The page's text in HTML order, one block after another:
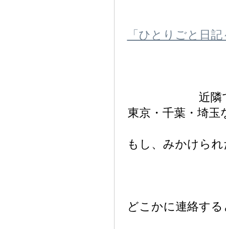
「ひとりごと日
近隣
東京・千葉・埼
もし、みかけら
どこかに連絡す